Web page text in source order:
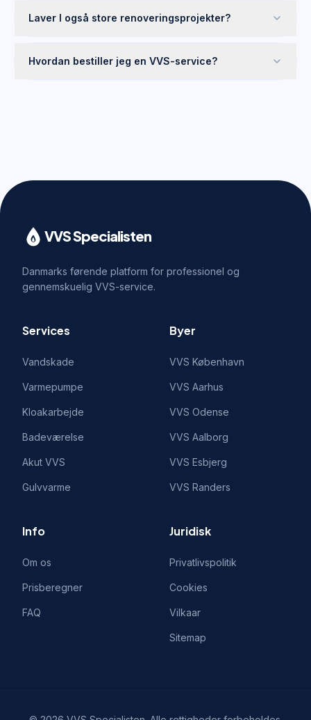
Laver I også store renoveringsprojekter?
Hvordan bestiller jeg en VVS-service?
VVS Specialisten
Danmarks førende platform for professionel og
gennemskuelig VVS-service.
Services
Vandskade
Varmepumpe
Kloakarbejde
Badeværelse
Akut VVS
Gulvvarme
Byer
VVS København
VVS Aarhus
VVS Odense
VVS Aalborg
VVS Esbjerg
VVS Randers
Info
Om os
Prisberegner
FAQ
Juridisk
Privatlivspolitik
Cookies
Vilkaar
Sitemap